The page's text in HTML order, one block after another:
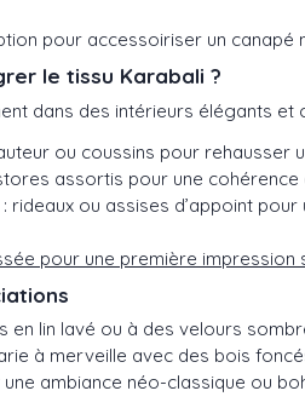
pour accessoiriser un canapé
le tissu Karabali ?
dans des intérieurs élégants et
ou coussins pour rehausser
assortis pour une cohérence
rideaux ou assises d’appoint
pour une première impression
en lin lavé ou à des velours
à merveille avec des bois
ambiance néo-classique ou